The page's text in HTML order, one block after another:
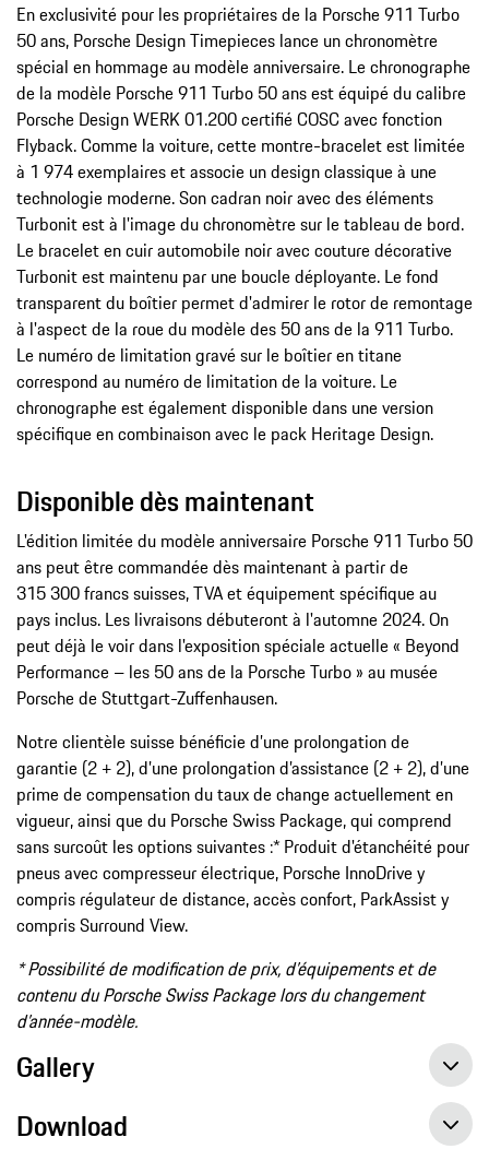
En exclusivité pour les propriétaires de la Porsche 911 Turbo
50 ans, Porsche Design Timepieces lance un chronomètre
spécial en hommage au modèle anniversaire. Le chronographe
de la modèle Porsche 911 Turbo 50 ans est équipé du calibre
Porsche Design WERK 01.200 certifié COSC avec fonction
Flyback. Comme la voiture, cette montre-bracelet est limitée
à 1 974 exemplaires et associe un design classique à une
technologie moderne. Son cadran noir avec des éléments
Turbonit est à l'image du chronomètre sur le tableau de bord.
Le bracelet en cuir automobile noir avec couture décorative
Turbonit est maintenu par une boucle déployante. Le fond
transparent du boîtier permet d'admirer le rotor de remontage
à l'aspect de la roue du modèle des 50 ans de la 911 Turbo.
Le numéro de limitation gravé sur le boîtier en titane
correspond au numéro de limitation de la voiture. Le
chronographe est également disponible dans une version
spécifique en combinaison avec le pack Heritage Design.
Disponible dès maintenant
L'édition limitée du modèle anniversaire Porsche 911 Turbo 50
ans peut être commandée dès maintenant à partir de
315 300 francs suisses, TVA et équipement spécifique au
pays inclus. Les livraisons débuteront à l'automne 2024. On
peut déjà le voir dans l'exposition spéciale actuelle « Beyond
Performance – les 50 ans de la Porsche Turbo » au musée
Porsche de Stuttgart-Zuffenhausen.
Notre clientèle suisse bénéficie d’une prolongation de
garantie (2 + 2), d’une prolongation d’assistance (2 + 2), d’une
prime de compensation du taux de change actuellement en
vigueur, ainsi que du Porsche Swiss Package, qui comprend
sans surcoût les options suivantes :* Produit d'étanchéité pour
pneus avec compresseur électrique, Porsche InnoDrive y
compris régulateur de distance, accès confort, ParkAssist y
compris Surround View.
* Possibilité de modification de prix, d’équipements et de
contenu du Porsche Swiss Package lors du changement
d’année-modèle.
Gallery
Download